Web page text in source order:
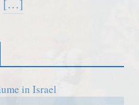
[…]
in Israel